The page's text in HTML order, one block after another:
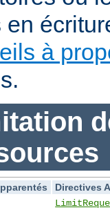
en
à
Directives